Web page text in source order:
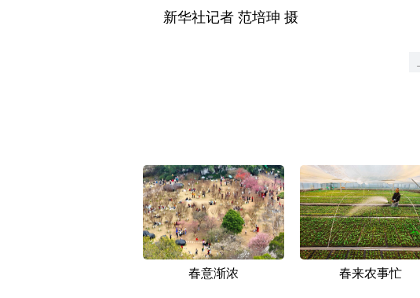
新华社记者 范培珅 摄
春意渐浓 春来农事忙